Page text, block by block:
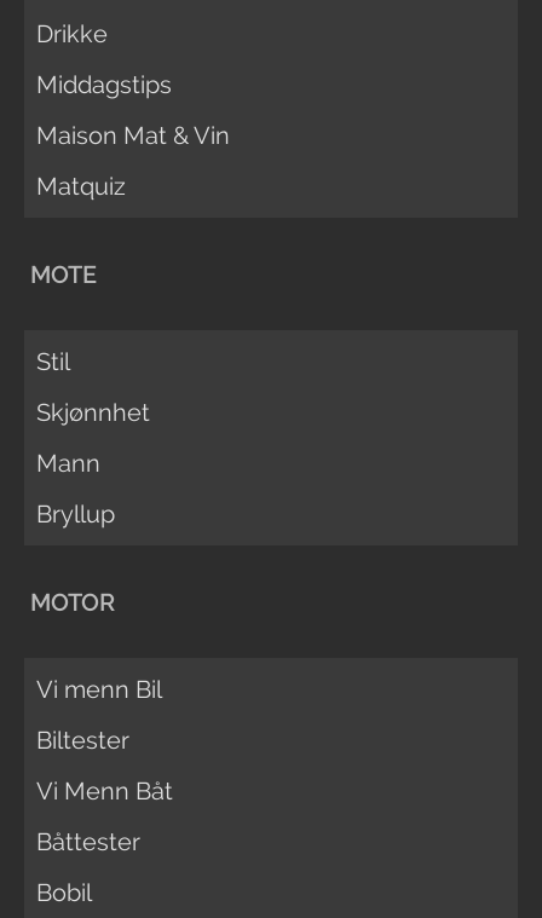
Drikke
Middagstips
Maison Mat & Vin
Matquiz
MOTE
Stil
Skjønnhet
Mann
Bryllup
MOTOR
Vi menn Bil
Biltester
Vi Menn Båt
Båttester
Bobil